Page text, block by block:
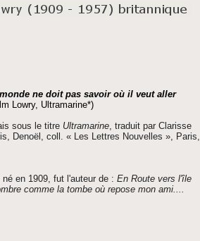
ne doit pas savoir où il veut aller
Lowry, Ultramarine*)
sous le titre Ultramarine, traduit par Clarisse
Denoël, coll. « Les Lettres Nouvelles », Paris,
en 1909, fut l'auteur de : En Route vers l'île
comme la tombe où repose mon ami....